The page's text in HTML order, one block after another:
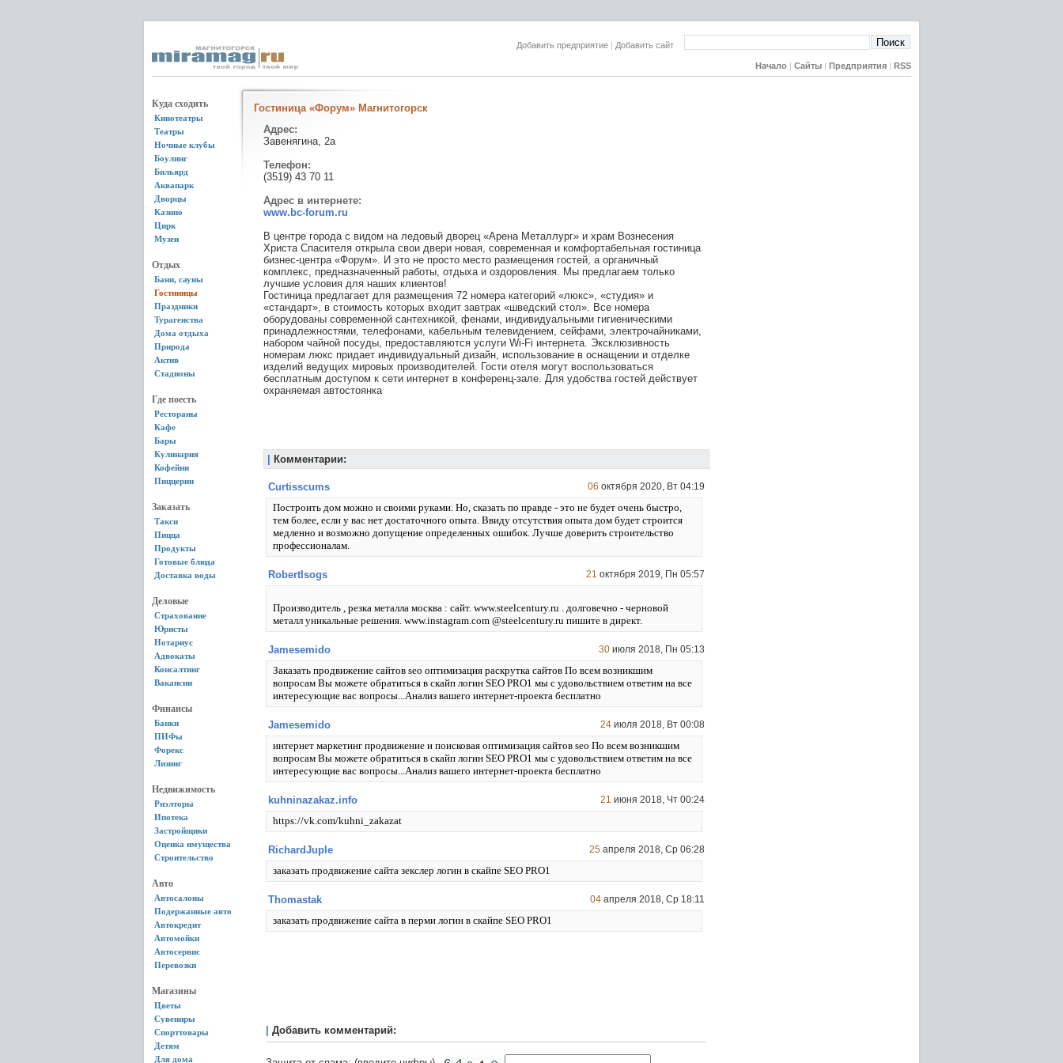
Добавить предприятие | Добавить сайт
Начало Сайты Предприятия RSS
Куда сходить
Кинотеатры
Театры
Ночные клубы
Боулинг
Бильярд
Аквапарк
Дворцы
Казино
Цирк
Музеи
Отдых
Бани, сауны
Гостиницы
Праздники
Турагенства
Дома отдыха
Природа
Актив
Стадионы
Где поесть
Рестораны
Кафе
Бары
Кулинария
Кофейни
Пиццерии
Заказать
Такси
Пицца
Продукты
Готовые блюда
Доставка воды
Деловые
Страхование
Юристы
Нотариус
Адвокаты
Консалтинг
Вакансии
Финансы
Банки
ПИФы
Форекс
Лизинг
Недвижимость
Риэлторы
Ипотека
Застройщики
Оценка имущества
Строительство
Авто
Автосалоны
Подержанные авто
Автокредит
Автомойки
Автосервис
Перевозки
Магазины
Цветы
Сувениры
Спорттовары
Детям
Для дома
Гостиница «Форум» Магнитогорск
Адрес:
Завенягина, 2а
Телефон:
(3519) 43 70 11
Адрес в интернете:
www.bc-forum.ru
В центре города с видом на ледовый дворец «Арена Металлург» и храм Вознесения
Христа Спасителя открыла свои двери новая, современная и комфортабельная гостиница
бизнес-центра «Форум». И это не просто место размещения гостей, а органичный
комплекс, предназначенный работы, отдыха и оздоровления. Мы предлагаем только
лучшие условия для наших клиентов!
Гостиница предлагает для размещения 72 номера категорий «люкс», «студия» и
«стандарт», в стоимость которых входит завтрак «шведский стол». Все номера
оборудованы современной сантехникой, фенами, индивидуальными гигиеническими
принадлежностями, телефонами, кабельным телевидением, сейфами, электрочайниками,
набором чайной посуды, предоставляются услуги Wi-Fi интернета. Эксклюзивность
номерам люкс придает индивидуальный дизайн, использование в оснащении и отделке
изделий ведущих мировых производителей. Гости отеля могут воспользоваться
бесплатным доступом к сети интернет в конференц-зале. Для удобства гостей действует
охраняемая автостоянка
Комментарии:
Curtisscums 06 октября 2020, Вт 04:19
Построить дом можно и своими руками. Но, сказать по правде - это не будет очень быстро,
тем более, если у вас нет достаточного опыта. Ввиду отсутствия опыта дом будет строится
медленно и возможно допущение определенных ошибок. Лучше доверить строительство
профессионалам.
RobertIsogs 21 октября 2019, Пн 05:57
Производитель , резка металла москва : сайт. www.steelcentury.ru . долговечно - черновой
металл уникальные решения. www.instagram.com @steelcentury.ru пишите в директ.
Jamesemido 30 июля 2018, Пн 05:13
Заказать продвижение сайтов seo оптимизация раскрутка сайтов По всем возникшим
вопросам Вы можете обратиться в скайп логин SEO PRO1 мы с удовольствием ответим на все
интересующие вас вопросы...Анализ вашего интернет-проекта бесплатно
Jamesemido 24 июля 2018, Вт 00:08
интернет маркетинг продвижение и поисковая оптимизация сайтов seo По всем возникшим
вопросам Вы можете обратиться в скайп логин SEO PRO1 мы с удовольствием ответим на все
интересующие вас вопросы...Анализ вашего интернет-проекта бесплатно
kuhninazakaz.info 21 июня 2018, Чт 00:24
https://vk.com/kuhni_zakazat
RichardJuple 25 апреля 2018, Ср 06:28
заказать продвижение сайта зекслер логин в скайпе SEO PRO1
Thomastak 04 апреля 2018, Ср 18:11
заказать продвижение сайта в перми логин в скайпе SEO PRO1
Добавить комментарий: